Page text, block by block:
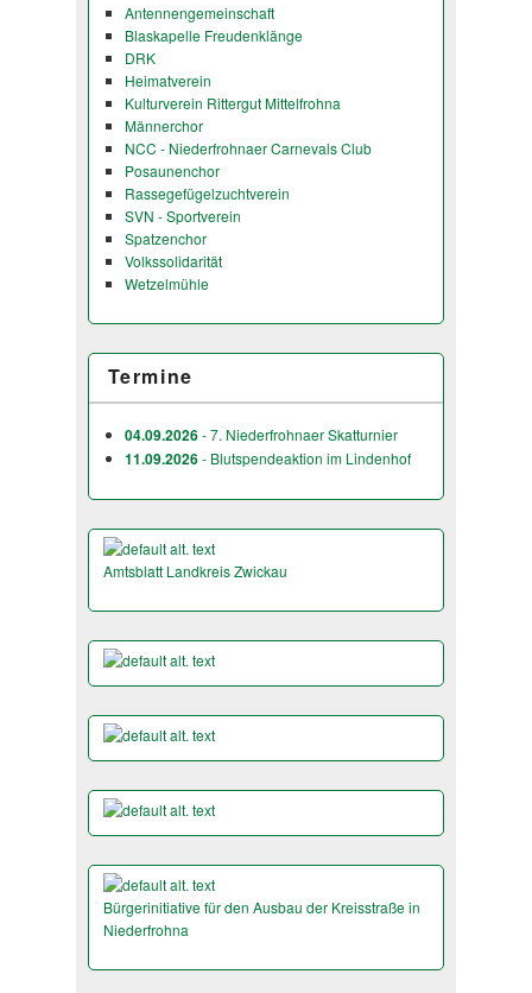
Antennengemeinschaft
Blaskapelle Freudenklänge
DRK
Heimatverein
Kulturverein Rittergut Mittelfrohna
Männerchor
NCC - Niederfrohnaer Carnevals Club
Posaunenchor
Rassegefügelzuchtverein
SVN - Sportverein
Spatzenchor
Volkssolidarität
Wetzelmühle
Termine
04.09.2026- 7. Niederfrohnaer Skatturnier
11.09.2026- Blutspendeaktion im Lindenhof
Amtsblatt Landkreis Zwickau
Bürgerinitiative für den Ausbau der Kreisstraße in
Niederfrohna